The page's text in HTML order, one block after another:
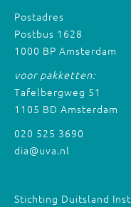
Postadres
Postbus 1628
1000 BP Amsterdam
voor pakketten:
Tafelbergweg 51
1105 BD Amsterdam
020 525 3690
dia@uva.nl
Stichting Duitsland